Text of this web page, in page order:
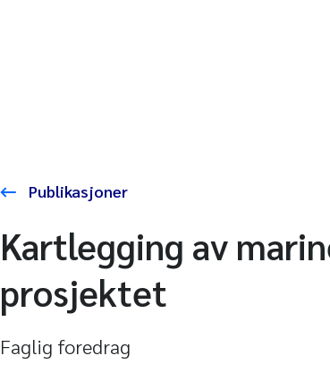
Publikasjoner
Kartlegging av
prosjektet
Faglig foredrag